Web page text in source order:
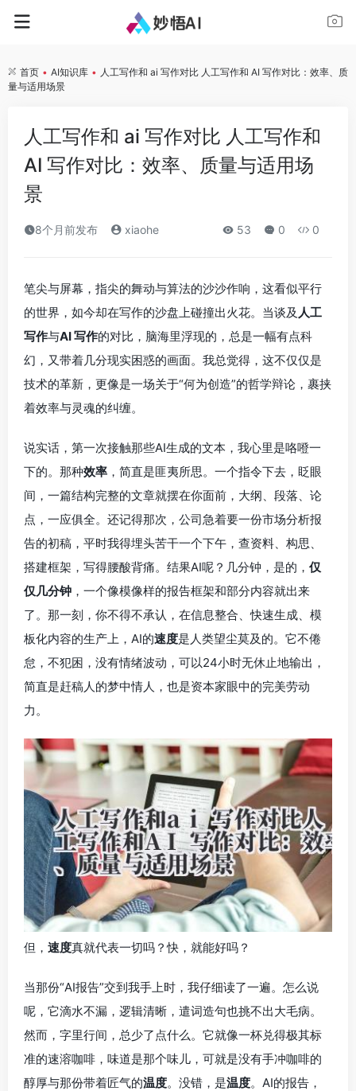
首页 • AI知识库 • 人工写作和 ai 写作对比 人工写作和 AI 写作对比：效率、质
量与适用场景
人工写作和 ai 写作对比 人工写作和
AI 写作对比：效率、质量与适用场
景
8个月前发布 xiaohe 53 0 0
笔尖与屏幕，指尖的舞动与算法的沙沙作响，这看似平行
的世界，如今却在写作的沙盘上碰撞出火花。当谈及 人工
写作与AI 写作的对比，脑海里浮现的，总是一幅有点科
幻，又带着几分现实困惑的画面。我总觉得，这不仅仅是
技术的革新，更像是一场关于“何为创造”的哲学辩论，裹挟
着效率与灵魂的纠缠。
说实话，第一次接触那些AI生成的文本，我心里是咯噔一
下的。那种效率 ，简直是匪夷所思。一个指令下去，眨眼
间，一篇结构完整的文章就摆在你面前，大纲、段落、论
点，一应俱全。还记得那次，公司急着要一份市场分析报
告的初稿，平时我得埋头苦干一个下午，查资料、构思、
搭建框架，写得腰酸背痛。结果AI呢？几分钟，是的， 仅
仅几分钟 ，一个像模像样的报告框架和部分内容就出来
了。那一刻，你不得不承认，在信息整合、快速生成、模
板化内容的生产上，AI的速度是人类望尘莫及的。它不倦
怠，不犯困，没有情绪波动，可以24小时无休止地输出，
简直是赶稿人的梦中情人，也是资本家眼中的完美劳动
力。
但， 速度真就代表一切吗？快，就能好吗？
当那份“AI报告”交到我手上时，我仔细读了一遍。怎么说
呢，它滴水不漏，逻辑清晰，遣词造句也挑不出大毛病。
然而，字里行间，总少了点什么。它就像一杯兑得极其标
准的速溶咖啡，味道是那个味儿，可就是没有手冲咖啡的
醇厚与那份带着匠气的温度。没错，是温度。AI的报告，